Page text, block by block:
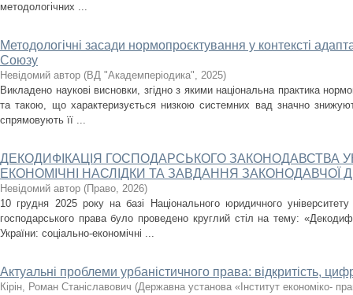
методологічних ...
Методологічні засади нормопроєктування у контексті
Союзу
Невідомий автор (ВД "Академперіодика", 2025)
Викладено наукові висновки, згідно з якими національна практика
та такою, що характеризується низкою системних вад значно
спрямовують її ...
ДЕКОДИФІКАЦІЯ ГОСПОДАРСЬКОГО ЗАКОНОДАВСТВА
ЕКОНОМІЧНІ НАСЛІДКИ ТА ЗАВДАННЯ ЗАКОНОДАВЧОЇ
Невідомий автор (Право, 2026)
10 грудня 2025 року на базі Національного юридичного
господарського права було проведено круглий стіл на тему:
України: соціально-економічні ...
Актуальні проблеми урбаністичного права: відкритість,
Кірін, Роман Станіславович (Державна установа «Інститут економіко-